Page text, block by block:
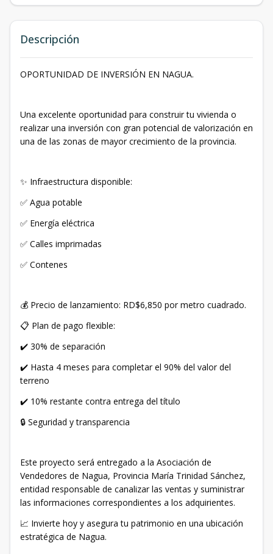
Descripción
OPORTUNIDAD DE INVERSIÓN EN NAGUA.
Una excelente oportunidad para construir tu vivienda o
realizar una inversión con gran potencial de valorización en
una de las zonas de mayor crecimiento de la provincia.
✨ Infraestructura disponible:
✅ Agua potable
✅ Energía eléctrica
✅ Calles imprimadas
✅ Contenes
💰 Precio de lanzamiento: RD$6,850 por metro cuadrado.
📋 Plan de pago flexible:
✔️ 30% de separación
✔️ Hasta 4 meses para completar el 90% del valor del
terreno
✔️ 10% restante contra entrega del título
🔒 Seguridad y transparencia
Este proyecto será entregado a la Asociación de
Vendedores de Nagua, Provincia María Trinidad Sánchez,
entidad responsable de canalizar las ventas y suministrar
las informaciones correspondientes a los adquirientes.
📈 Invierte hoy y asegura tu patrimonio en una ubicación
estratégica de Nagua.